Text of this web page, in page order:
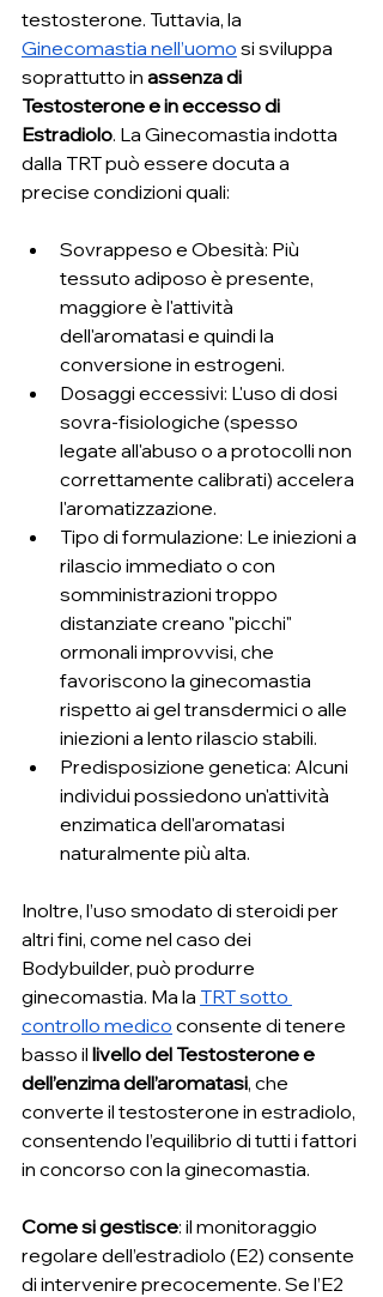
testosterone. Tuttavia, la
Ginecomastia nell’uomo si sviluppa
soprattutto in assenza di
Testosterone e in eccesso di
Estradiolo. La Ginecomastia indotta
dalla TRT può essere docuta a
precise condizioni quali:
Sovrappeso e Obesità: Più
tessuto adiposo è presente,
maggiore è l'attività
dell'aromatasi e quindi la
conversione in estrogeni.
Dosaggi eccessivi: L'uso di dosi
sovra-fisiologiche (spesso
legate all'abuso o a protocolli non
correttamente calibrati) accelera
l'aromatizzazione.
Tipo di formulazione: Le iniezioni a
rilascio immediato o con
somministrazioni troppo
distanziate creano "picchi"
ormonali improvvisi, che
favoriscono la ginecomastia
rispetto ai gel transdermici o alle
iniezioni a lento rilascio stabili.
Predisposizione genetica: Alcuni
individui possiedono un'attività
enzimatica dell'aromatasi
naturalmente più alta.
Inoltre, l’uso smodato di steroidi per
altri fini, come nel caso dei
Bodybuilder, può produrre
ginecomastia. Ma la TRT sotto
controllo medico consente di tenere
basso il livello del Testosterone e
dell’enzima dell’aromatasi, che
converte il testosterone in estradiolo,
consentendo l’equilibrio di tutti i fattori
in concorso con la ginecomastia.
Come si gestisce: il monitoraggio
regolare dell’estradiolo (E2) consente
di intervenire precocemente. Se l’E2